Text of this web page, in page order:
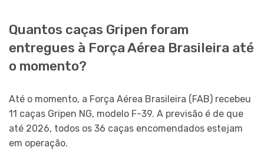
Quantos caças Gripen foram
entregues à Força Aérea Brasileira até
o momento?
Até o momento, a Força Aérea Brasileira (FAB) recebeu
11 caças Gripen NG, modelo F-39. A previsão é de que
até 2026, todos os 36 caças encomendados estejam
em operação.